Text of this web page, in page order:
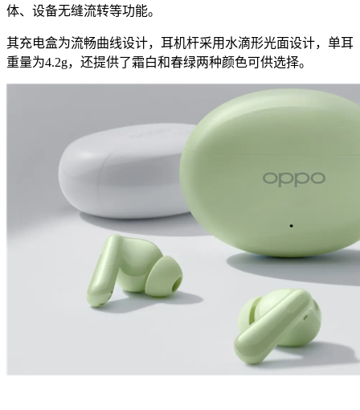
体、设备无缝流转等功能。
其充电盒为流畅曲线设计，耳机杆采用水滴形光面设计，单耳
重量为4.2g，还提供了霜白和春绿两种颜色可供选择。